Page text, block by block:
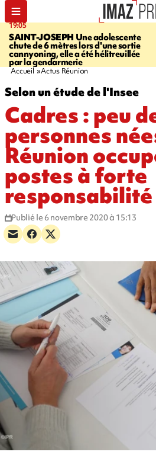
19:05
SAINT-JOSEPH Une adolescente
chute de 6 mètres lors d'une sortie
cannyoning, elle a été hélitreuillée
par la gendarmerie
Accueil Actus Réunion
Selon un étude de l'Insee
Cadres : peu
personnes
Réunion
postes à forte
responsabilité
Publié le 6 novembre 2020 à 15:13